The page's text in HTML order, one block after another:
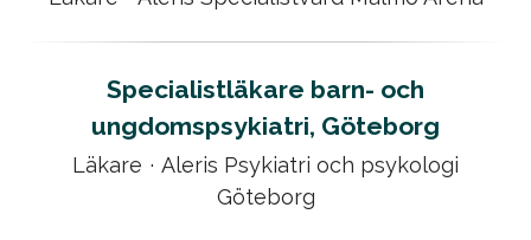
Specialistläkare barn- och
ungdomspsykiatri, Göteborg
Läkare · Aleris Psykiatri och psykologi
Göteborg